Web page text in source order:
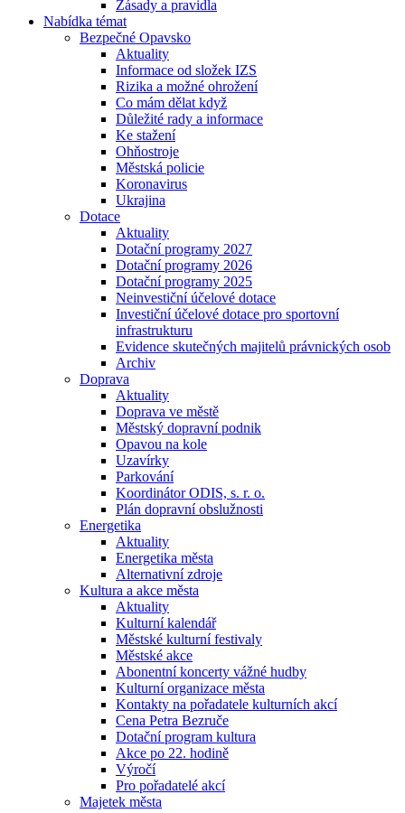
Zásady a pravidla
Nabídka témat
Bezpečné Opavsko
Aktuality
Informace od složek IZS
Rizika a možné ohrožení
Co mám dělat když
Důležité rady a informace
Ke stažení
Ohňostroje
Městská policie
Koronavirus
Ukrajina
Dotace
Aktuality
Dotační programy 2027
Dotační programy 2026
Dotační programy 2025
Neinvestiční účelové dotace
Investiční účelové dotace pro sportovní
infrastrukturu
Evidence skutečných majitelů právnických osob
Archiv
Doprava
Aktuality
Doprava ve městě
Městský dopravní podnik
Opavou na kole
Uzavírky
Parkování
Koordinátor ODIS, s. r. o.
Plán dopravní obslužnosti
Energetika
Aktuality
Energetika města
Alternativní zdroje
Kultura a akce města
Aktuality
Kulturní kalendář
Městské kulturní festivaly
Městské akce
Abonentní koncerty vážné hudby
Kulturní organizace města
Kontakty na pořadatele kulturních akcí
Cena Petra Bezruče
Dotační program kultura
Akce po 22. hodině
Výročí
Pro pořadatelé akcí
Majetek města